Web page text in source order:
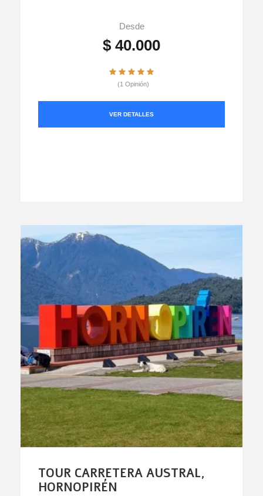
Desde
$ 40.000
(1 Opinión)
VER DETALLES
TOUR CARRETERA AUSTRAL,
HORNOPIRÉN